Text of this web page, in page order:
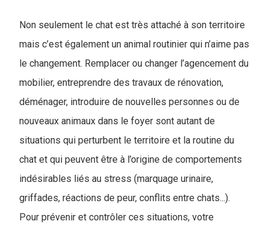
Non seulement le chat est très attaché à son territoire
mais c’est également un animal routinier qui n’aime pas
le changement. Remplacer ou changer l’agencement du
mobilier, entreprendre des travaux de rénovation,
déménager, introduire de nouvelles personnes ou de
nouveaux animaux dans le foyer sont autant de
situations qui perturbent le territoire et la routine du
chat et qui peuvent être à l’origine de comportements
indésirables liés au stress (marquage urinaire,
griffades, réactions de peur, conflits entre chats...).
Pour prévenir et contrôler ces situations, votre